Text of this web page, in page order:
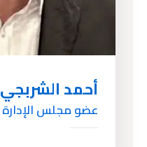
أحمد الشربجي
عضو مجلس الإدارة